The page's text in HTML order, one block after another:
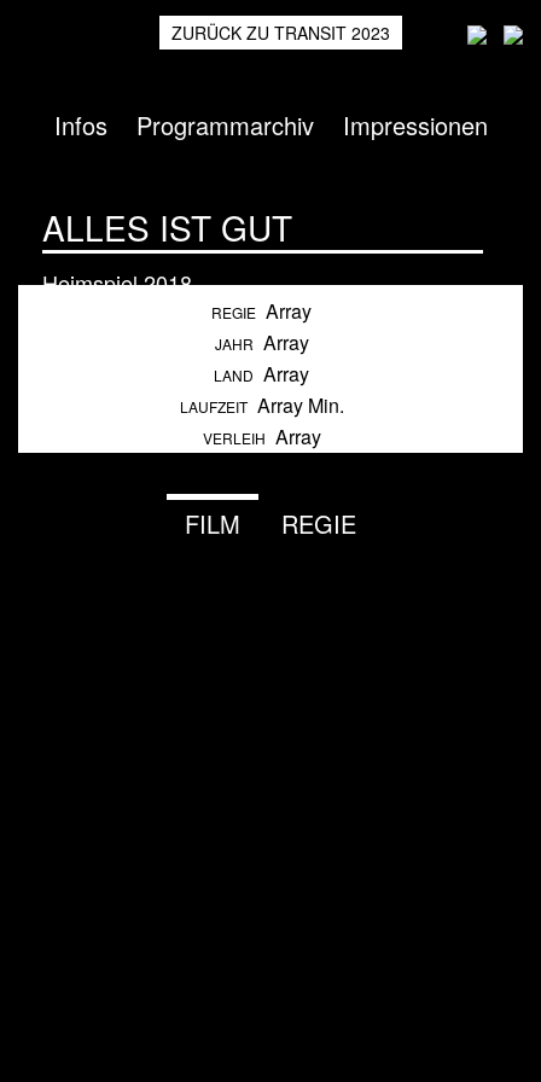
ZURÜCK ZU TRANSIT 2023
Infos Programmarchiv Impressionen
ALLES IST GUT
Heimspiel2018
REGIE Array
JAHR Array
LAND Array
LAUFZEIT Array Min.
VERLEIH Array
FILM REGIE